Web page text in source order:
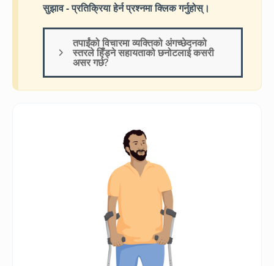
सुझाव - प्रतिक्रिया हेर्न प्रश्नमा क्लिक गर्नुहोस्।
तपाईंको विचारमा व्यक्तिको अंगच्छेदनको
स्तरले हिँड्ने सहायताको छनोटलाई कसरी
असर गर्छ?